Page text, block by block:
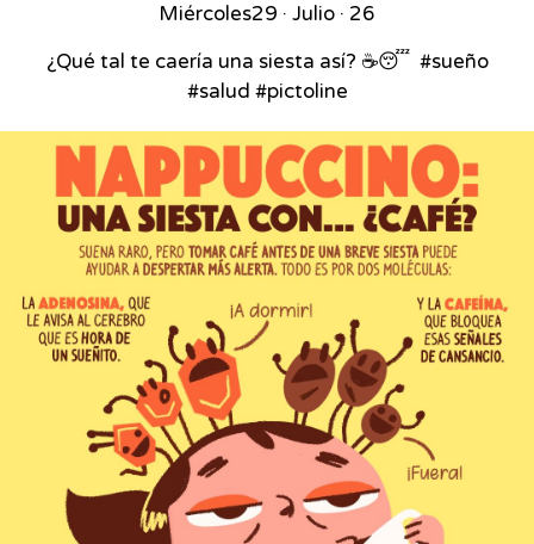
Miércoles29 · Julio · 26
¿Qué tal te caería una siesta así? ☕😴⁣ ⁣ #sueño
#salud #pictoline